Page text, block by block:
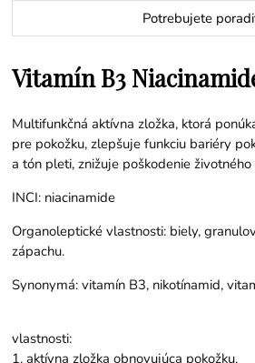
Potrebujete
Vitamín B3
Multifunkčná aktívna zložka, ktorá
pre pokožku, zlepšuje funkciu bariéry
a tón pleti, znižuje poškodenie
INCI: niacinamide
Organoleptické vlastnosti: biely,
zápachu.
Synonymá: vitamín B3, nikotínamid,
vlastnosti:
1. aktívna zložka obnovujúca pokožku.